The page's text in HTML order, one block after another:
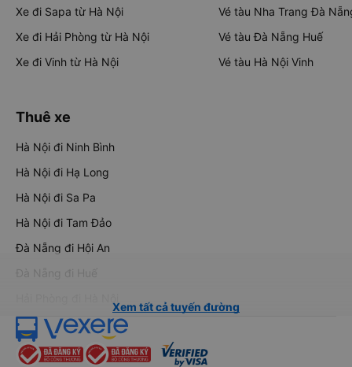
Xe đi Sapa từ Hà Nội
Xe đi Hải Phòng từ Hà Nội
Xe đi Vinh từ Hà Nội
Vé tàu Nha Trang Đà
Vé tàu Đà Nẵng Huế
Vé tàu Hà Nội Vinh
Thuê xe
Hà Nội đi Ninh Bình
Hà Nội đi Hạ Long
Hà Nội đi Sa Pa
Hà Nội đi Tam Đảo
Đà Nẵng đi Hội An
Đà Nẵng đi Huế
Xem tất cả tuyến đường